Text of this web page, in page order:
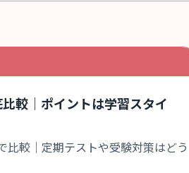
較｜ポイントは学習スタイ
較｜定期テストや受験対策はどう